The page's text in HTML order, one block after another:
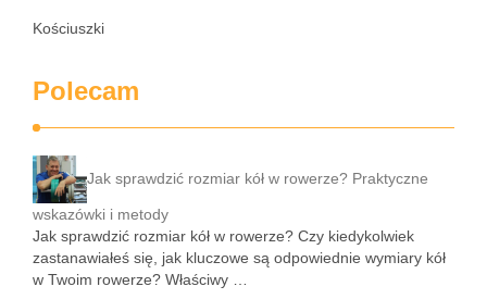
Kościuszki
Polecam
Jak sprawdzić rozmiar kół w rowerze? Praktyczne
wskazówki i metody
Jak sprawdzić rozmiar kół w rowerze? Czy kiedykolwiek
zastanawiałeś się, jak kluczowe są odpowiednie wymiary kół
w Twoim rowerze? Właściwy …